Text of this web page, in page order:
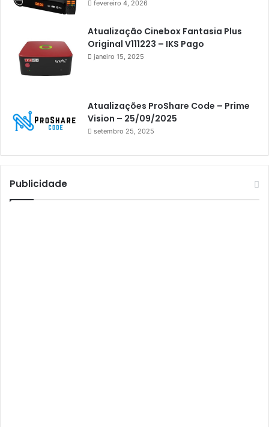
Athomics Eon
Athomics i3
Athomics i3 Bold
Athomics Inspire Qi
Athomics Inspire Qi Lite
Athomics S3
Athomics T3
Atto
AttoNet
fevereiro 4, 2026
Atualização Cinebox Fantasia Plus
Original V111223 – IKS Pago
janeiro 15, 2025
Atualizações ProShare Code – Prime
Vision – 25/09/2025
setembro 25, 2025
Publicidade